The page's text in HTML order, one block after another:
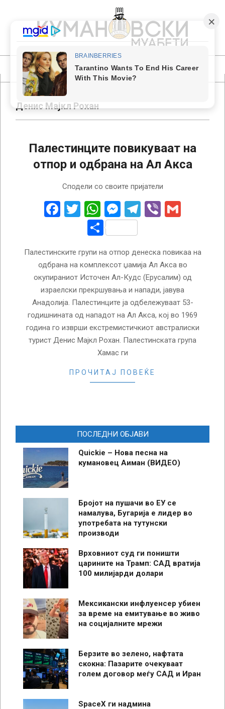
content
КУМАНОВСКИ
МУАБЕТИ
Primary
Navigation
MenuДенис Мајкл Рохан
Палестинците повикуваат на
отпор и одбрана на Ал Акса
Сподели со своите пријатели
Facebook
Twitter
WhatsApp
Messenger
Telegram
Viber
Share
Палестинските групи на отпор денеска повикаа на
одбрана на комплексот џамија Ал Акса во
окупираниот Источен Ал-Кудс (Ерусалим) од
израелски прекршувања и напади, јавува
Анадолија. Палестинците ја одбележуваат 53-
годишнината од нападот на Ал Акса, кој во 1969
година го изврши екстремистичкиот австралиски
турист Денис Мајкл Рохан. Палестинската група
Хамас ги
ПРОЧИТАЈ ПОВЕЌЕ
ПОСЛЕДНИ ОБЈАВИ
Quickie – Нова песна на
кумановец Аиман (ВИДЕО)
Бројот на пушачи во ЕУ се
намалува, Бугарија е лидер во
употребата на тутунски
производи
Врховниот суд ги поништи
царините на Трамп: САД вратија
100 милијарди долари
Мексикански инфлуенсер убиен
за време на емитување во живо
на социјалните мрежи
Берзите во зелено, нафтата
скокна: Пазарите очекуваат
голем договор меѓу САД и Иран
SpaceX ги надмина